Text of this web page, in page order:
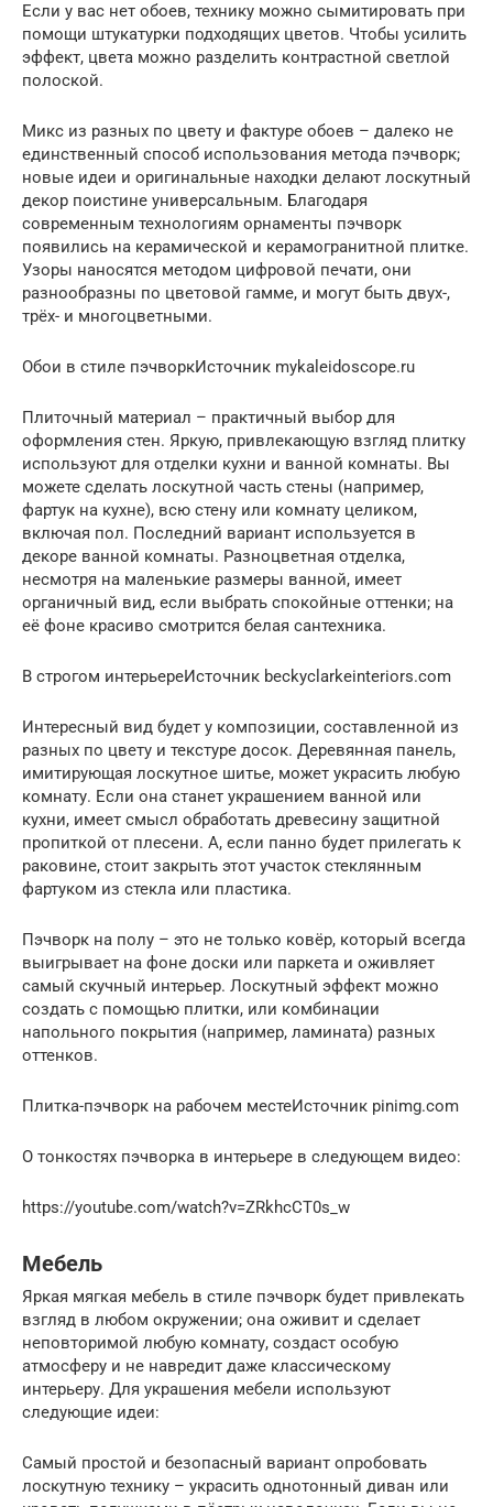
Если у вас нет обоев, технику можно сымитировать при
помощи штукатурки подходящих цветов. Чтобы усилить
эффект, цвета можно разделить контрастной светлой
полоской.
Микс из разных по цвету и фактуре обоев – далеко не
единственный способ использования метода пэчворк;
новые идеи и оригинальные находки делают лоскутный
декор поистине универсальным. Благодаря
современным технологиям орнаменты пэчворк
появились на керамической и керамогранитной плитке.
Узоры наносятся методом цифровой печати, они
разнообразны по цветовой гамме, и могут быть двух-,
трёх- и многоцветными.
Обои в стиле пэчворкИсточник mykaleidoscope.ru
Плиточный материал – практичный выбор для
оформления стен. Яркую, привлекающую взгляд плитку
используют для отделки кухни и ванной комнаты. Вы
можете сделать лоскутной часть стены (например,
фартук на кухне), всю стену или комнату целиком,
включая пол. Последний вариант используется в
декоре ванной комнаты. Разноцветная отделка,
несмотря на маленькие размеры ванной, имеет
органичный вид, если выбрать спокойные оттенки; на
её фоне красиво смотрится белая сантехника.
В строгом интерьереИсточник beckyclarkeinteriors.com
Интересный вид будет у композиции, составленной из
разных по цвету и текстуре досок. Деревянная панель,
имитирующая лоскутное шитье, может украсить любую
комнату. Если она станет украшением ванной или
кухни, имеет смысл обработать древесину защитной
пропиткой от плесени. А, если панно будет прилегать к
раковине, стоит закрыть этот участок стеклянным
фартуком из стекла или пластика.
Пэчворк на полу – это не только ковёр, который всегда
выигрывает на фоне доски или паркета и оживляет
самый скучный интерьер. Лоскутный эффект можно
создать с помощью плитки, или комбинации
напольного покрытия (например, ламината) разных
оттенков.
Плитка-пэчворк на рабочем местеИсточник pinimg.com
О тонкостях пэчворка в интерьере в следующем видео:
https://youtube.com/watch?v=ZRkhcCT0s_w
Мебель
Яркая мягкая мебель в стиле пэчворк будет привлекать
взгляд в любом окружении; она оживит и сделает
неповторимой любую комнату, создаст особую
атмосферу и не навредит даже классическому
интерьеру. Для украшения мебели используют
следующие идеи:
Самый простой и безопасный вариант опробовать
лоскутную технику – украсить однотонный диван или